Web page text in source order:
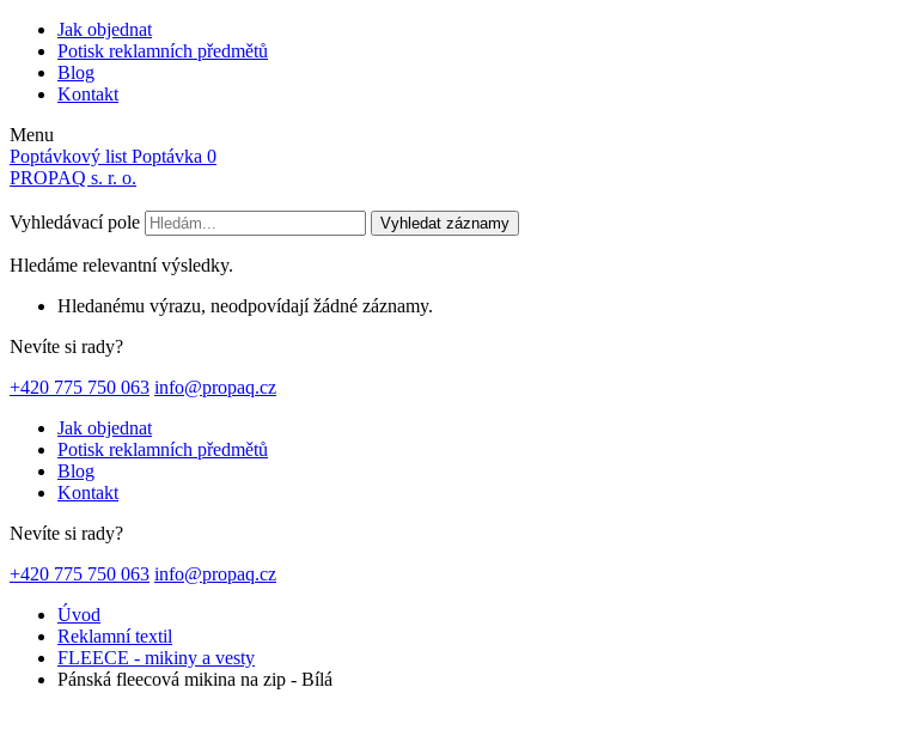
Jak objednat
Potisk reklamních předmětů
Blog
Kontakt
Menu
Poptávkový list Poptávka 0
PROPAQ s. r. o.
Vyhledávací pole Vyhledat záznamy
Hledáme relevantní výsledky.
Hledanému výrazu, neodpovídají žádné záznamy.
Nevíte si rady?
+420 775 750 063 info@propaq.cz
Jak objednat
Potisk reklamních předmětů
Blog
Kontakt
Nevíte si rady?
+420 775 750 063 info@propaq.cz
Úvod
Reklamní textil
FLEECE - mikiny a vesty
Pánská fleecová mikina na zip - Bílá